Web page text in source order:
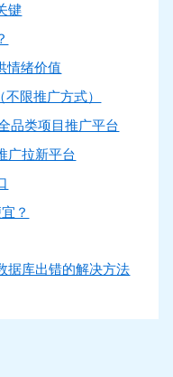
键
情绪价值
限推广方式）
品类项目推广平台
广拉新平台
？
据库出错的解决方法